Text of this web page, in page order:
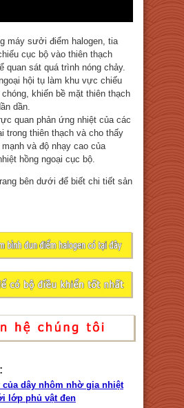
máy sưởi điểm halogen, tia
cục bộ vào thiên thạch
quan sát quá trình nóng chảy.
hội tụ làm khu vực chiếu
khiến bề mặt thiên thạch
dần.
quan phản ứng nhiệt của các
trong thiên thạch và cho thấy
và độ nhạy cao của
hồng ngoại cục bộ.
bên dưới để biết chi tiết sản
dây nhôm nhờ gia nhiệt
lớp phủ vật đen